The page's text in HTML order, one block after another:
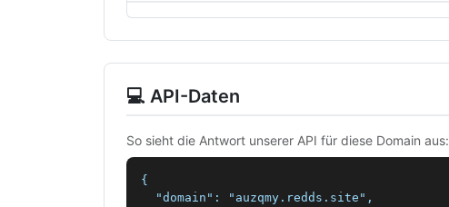
💻 API-Daten
So sieht die Antwort unserer API für diese Domain aus:
{
  "domain": "auzqmy.redds.site",